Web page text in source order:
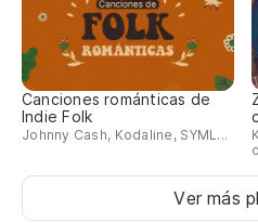
Canciones románticas de
Indie Folk
Johnny Cash, Kodaline, SYML...
Ver más